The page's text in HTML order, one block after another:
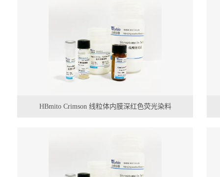
HBmito Crimson 线粒体内膜深红色荧光染料